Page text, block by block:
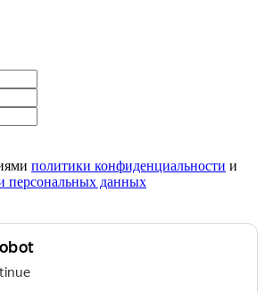
политики конфиденциальности и
персональных данных